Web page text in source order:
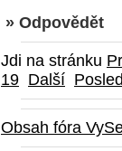
» Odpovědět
Jdi na stránku
19 Další
Obsah fóra